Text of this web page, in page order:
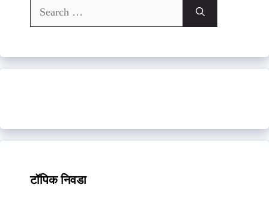
Search
for:
टॉपिक निवडा